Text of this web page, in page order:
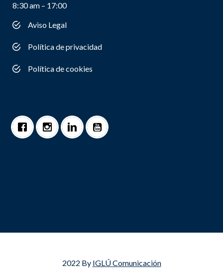
8:30 am – 17:00
Aviso Legal
Política de privacidad
Política de cookies
2022 By IGLÚ Comunicación